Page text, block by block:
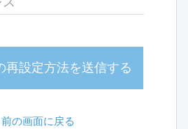
再設定方法を送信する
の画面に戻る